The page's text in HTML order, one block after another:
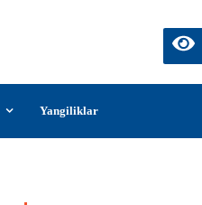
Yangiliklar